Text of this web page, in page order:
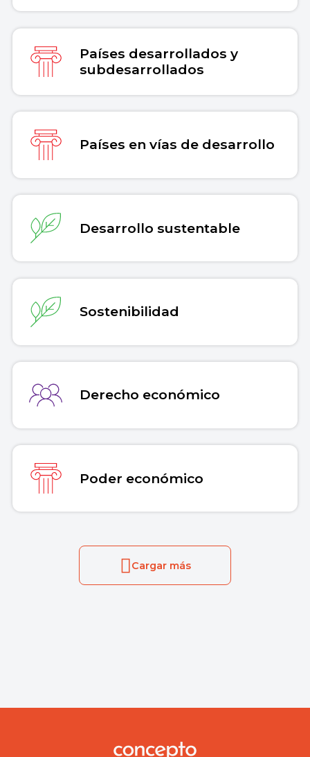
Países desarrollados y
subdesarrollados
Países en vías de desarrollo
Desarrollo sustentable
Sostenibilidad
Derecho económico
Poder económico
Cargar más